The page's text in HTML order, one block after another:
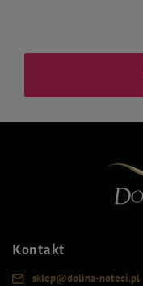
Kontakt
sklep@dolina-noteci.pl